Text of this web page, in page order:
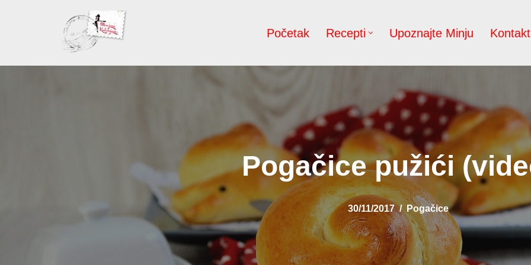
sadržaj
Početak Recepti Upoznajte Minju Kontakt
Pogačice pužići
30/11/2017 Pogačice